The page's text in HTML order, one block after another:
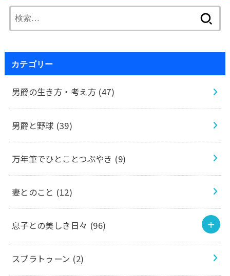
索:
カテゴリー
男爵の生き方・考え方 (47)
男爵と野球 (39)
万年筆でひとことつぶやき (9)
妻とのこと (12)
息子との美しき日々 (96)
スプラトゥーン (2)